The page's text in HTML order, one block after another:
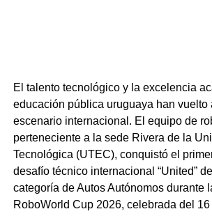
A CONTINUACIÓN
Comenzó el proceso de
UTU y liceos de todo el país
NO SE PIERDA
La Udelar impartió una charla
Tambores sobre el Proyecto
Hidrógeno Verde)
El talento tecnológico y la excelencia
educación pública uruguaya han vuelto
escenario internacional. El equipo de
perteneciente a la sede Rivera de la
Tecnológica (UTEC), conquistó el
desafío técnico internacional “United”
categoría de Autos Autónomos durante
RoboWorld Cup 2026, celebrada del